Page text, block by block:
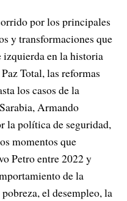
por los principales
y transformaciones que
en la historia
Total, las reformas
los casos de la
Armando
la política de seguridad,
momentos que
Petro entre 2022 y
de la
el desempleo, la